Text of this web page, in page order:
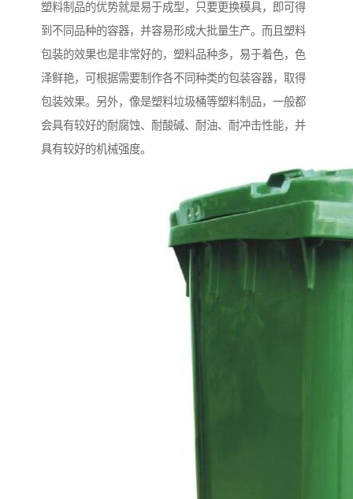
塑料制品的优势就是易于成型，只要更换模具，即可得
到不同品种的容器，并容易形成大批量生产。而且塑料
包装的效果也是非常好的，塑料品种多，易于着色，色
泽鲜艳，可根据需要制作各不同种类的包装容器，取得
包装效果。另外，像是塑料垃圾桶等塑料制品，一般都
会具有较好的耐腐蚀、耐酸碱、耐油、耐冲击性能，并
具有较好的机械强度。